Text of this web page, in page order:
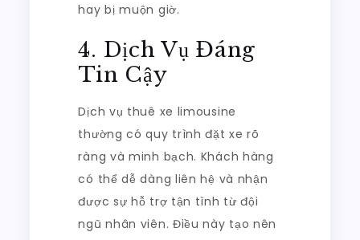
hay bị muộn giờ.
4. Dịch Vụ Đáng
Tin Cậy
Dịch vụ thuê xe limousine
thường có quy trình đặt xe rõ
ràng và minh bạch. Khách hàng
có thể dễ dàng liên hệ và nhận
được sự hỗ trợ tận tình từ đội
ngũ nhân viên. Điều này tạo nên